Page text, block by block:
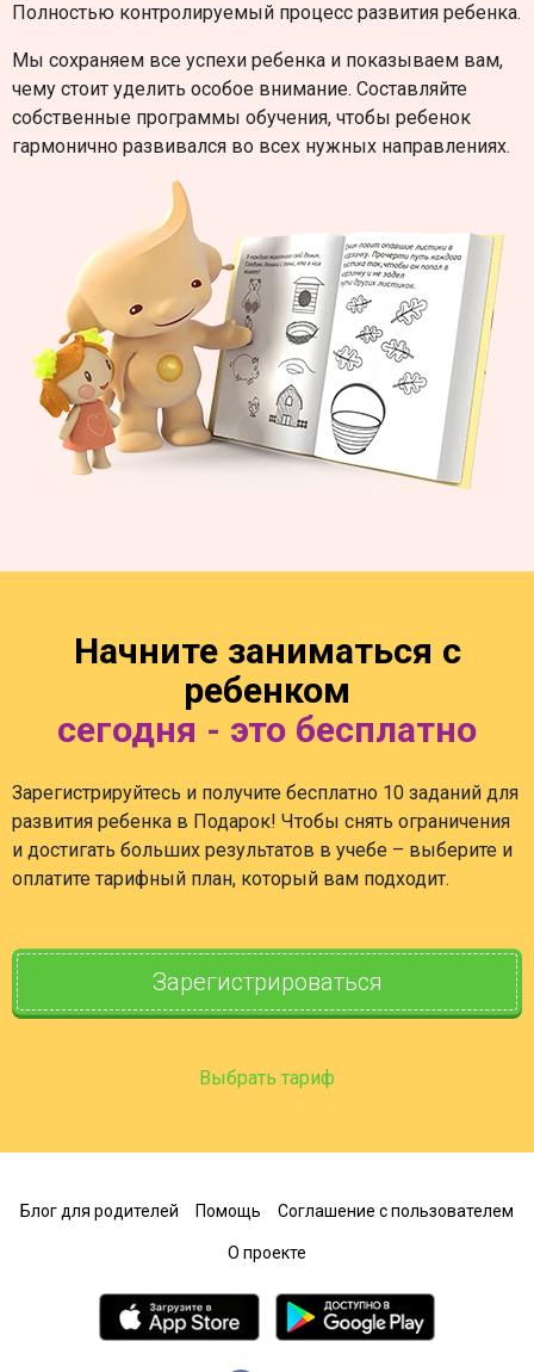
Полностью контролируемый процесс развития ребенка.
Мы сохраняем все успехи ребенка и показываем вам,
чему стоит уделить особое внимание. Составляйте
собственные программы обучения, чтобы ребенок
гармонично развивался во всех нужных направлениях.
Начните заниматься с
ребенком
сегодня - это бесплатно
Зарегистрируйтесь и получите бесплатно 10 заданий для
развития ребенка в Подарок! Чтобы снять ограничения
и достигать больших результатов в учебе – выберите и
оплатите тарифный план, который вам подходит.
Зарегистрироваться
Выбрать тариф
Блог для родителей Помощь Соглашение с пользователем
О проекте